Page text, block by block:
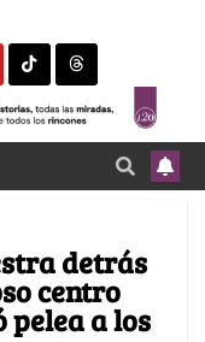
detrás
centro
pelea a los